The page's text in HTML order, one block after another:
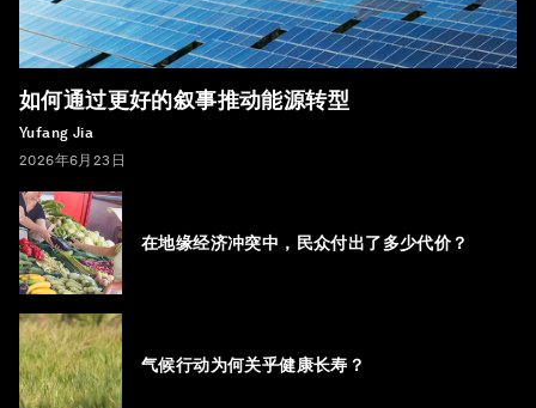
如何通过更好的叙事推动能源转型
Yufang Jia
2026年6月23日
在地缘经济冲突中，民众付出了多少代价？
气候行动为何关乎健康长寿？